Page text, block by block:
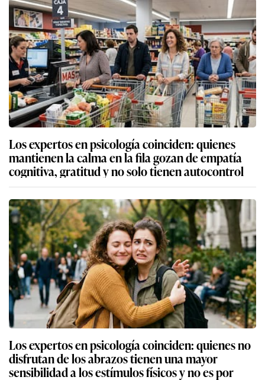
Los expertos en psicología coinciden: quienes
mantienen la calma en la fila gozan de empatía
cognitiva, gratitud y no solo tienen autocontrol
Los expertos en psicología coinciden: quienes no
disfrutan de los abrazos tienen una mayor
sensibilidad a los estímulos físicos y no es por